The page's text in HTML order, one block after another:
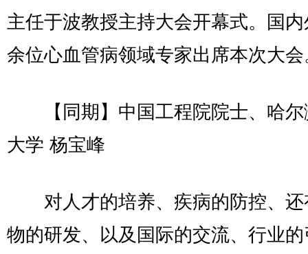
主任于波教授主持大会开幕式。国
余位心血管病领域专家出席本次大会
【同期】中国工程院院士、哈尔
大学 杨宝峰
对人才的培养、疾病的防控、还
物的研发、以及国际的交流、行业